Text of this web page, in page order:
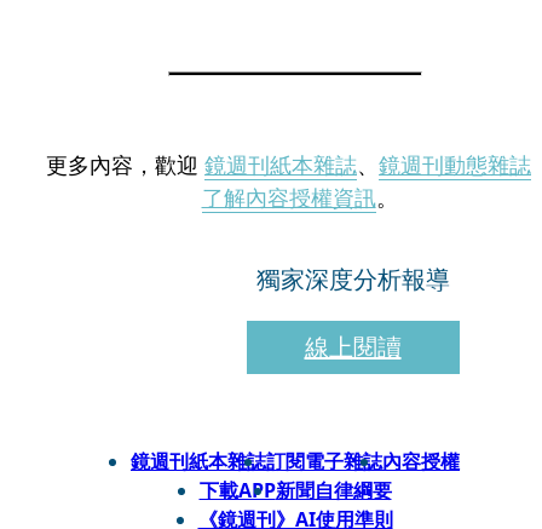
更多內容，歡迎 鏡週刊紙本雜誌、 鏡週刊動態雜誌
了解內容授權資訊。
獨家深度分析報導
線上閱讀
鏡週刊紙本雜誌訂閱電子雜誌內容授權
下載APP新聞自律綱要
《鏡週刊》AI使用準則